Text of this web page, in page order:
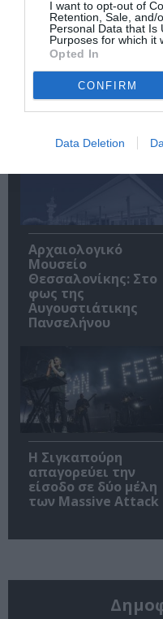
I want to opt-out of
Retention, Sale, and/
Personal Data that Is
Purposes for which it
Opted In
CONFIRM
Data Deletion
Αρχαιολογικό
Μουσείο
Θεσσαλονίκης: Στο
φως της
Αυγουστιάτικης
Πανσελήνου
Η Σιγκαπούρη
απαγορεύει την
είσοδο σε δύο μέλη
των Massive Attack